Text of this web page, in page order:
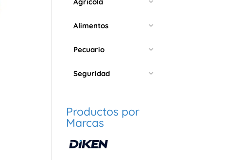
Alimentos
Pecuario
Seguridad
Productos por
Marcas